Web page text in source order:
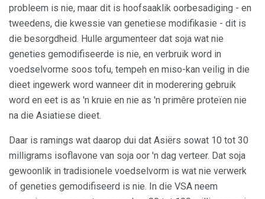
probleem is nie, maar dit is hoofsaaklik oorbesadiging - en
tweedens, die kwessie van genetiese modifikasie - dit is
die besorgdheid. Hulle argumenteer dat soja wat nie
geneties gemodifiseerde is nie, en verbruik word in
voedselvorme soos tofu, tempeh en miso-kan veilig in die
dieet ingewerk word wanneer dit in moderering gebruik
word en eet is as 'n kruie en nie as 'n primêre proteïen nie
na die Asiatiese dieet.
Daar is ramings wat daarop dui dat Asiërs sowat 10 tot 30
milligrams isoflavone van soja oor 'n dag verteer. Dat soja
gewoonlik in tradisionele voedselvorm is wat nie verwerk
of geneties gemodifiseerd is nie. In die VSA neem